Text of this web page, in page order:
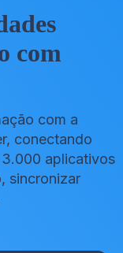
com
com a
conectando
aplicativos
sincronizar